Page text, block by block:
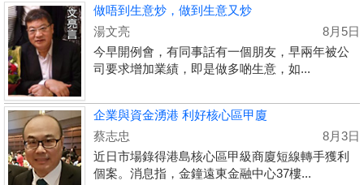
做唔到生意炒，做到生意又炒
湯文亮
8月5日
今早開例會，有同事話有一個朋友，早兩年被公
司要求增加業績，即是做多啲生意，如...
企業與資金湧港 利好核心區甲廈
蔡志忠
8月3日
近日市場錄得港島核心區甲級商廈短線轉手獲利
個案。消息指，金鐘遠東金融中心37樓...